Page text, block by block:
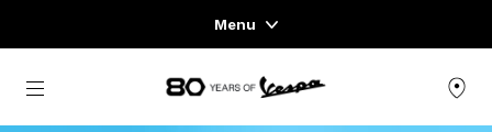
Menu
Home
Vai al contenuto principale